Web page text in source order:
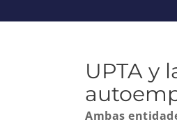
UPTA y
Ambas